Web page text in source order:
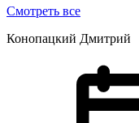
Смотреть все
Конопацкий Дмитрий